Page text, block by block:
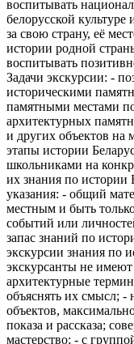
воспитывать
белорусской
за свою страну, её
истории родной
воспитывать
Задачи экскурсии: -
историческими
памятными местами
архитектурных
и других объектов на
этапы истории
школьниками на
их знания по истории
указания: - общий
местным и быть
событий или
запас знаний по
экскурсии знания по
экскурсанты не
архитектурные
объяснять их смысл; -
объектов,
показа и рассказа;
мастерство; - с